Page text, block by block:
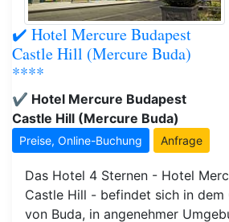
✔️ Hotel Mercure Budapest
Castle Hill (Mercure Buda)
****
✔️ Hotel Mercure Budapest
Castle Hill (Mercure Buda)
Preise, Online-Buchung Anfrage
Das Hotel 4 Sternen - Hotel
Castle Hill - befindet sich in dem
von Buda, in angenehmer